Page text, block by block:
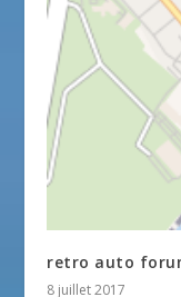
retro auto
8 juillet 2017